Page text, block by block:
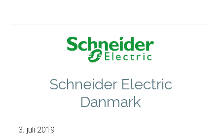
Schneider Electric
Danmark
3. juli 2019